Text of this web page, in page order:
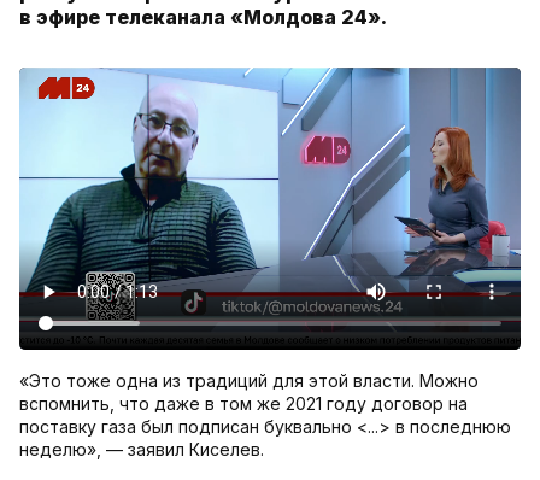
в эфире телеканала «Молдова 24».
«Это тоже одна из традиций для этой власти. Можно
вспомнить, что даже в том же 2021 году договор на
поставку газа был подписан буквально <...> в последнюю
неделю», — заявил Киселев.